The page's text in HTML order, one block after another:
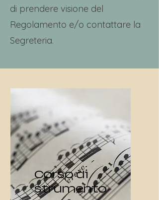
di prendere visione del
Regolamento e/o contattare la
Segreteria.
Corso di
strumento